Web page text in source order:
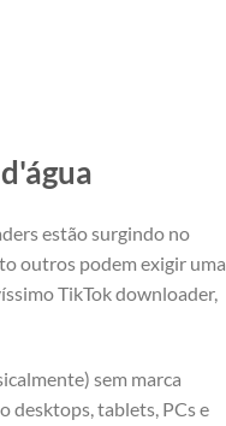
estão surgindo no
outros podem exigir uma
TikTok downloader,
sem marca
desktops, tablets, PCs e